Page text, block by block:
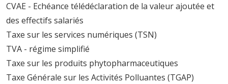
CVAE - Echéance télédéclaration de la valeur ajoutée et
des effectifs salariés
Taxe sur les services numériques (TSN)
TVA - régime simplifié
Taxe sur les produits phytopharmaceutiques
Taxe Générale sur les Activités Polluantes (TGAP)